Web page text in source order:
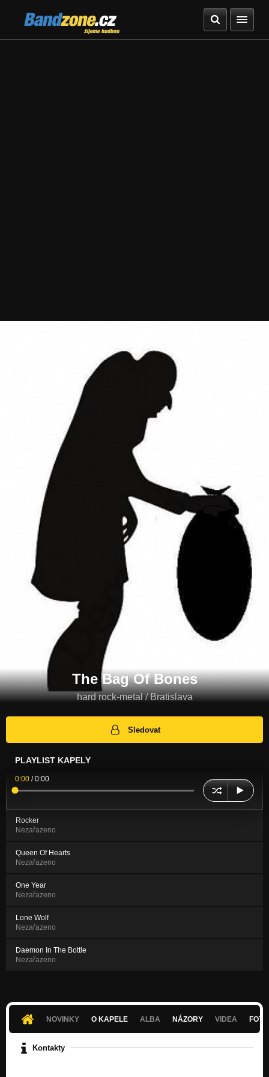
Bandzone.cz
žijeme hudbou
The Bag Of Bones
hard rock-metal / Bratislava
Sledovat
PLAYLIST KAPELY
0:00 /0:00
Rocker
Nezařazeno
Queen Of Hearts
Nezařazeno
One Year
Nezařazeno
Lone Wolf
Nezařazeno
Daemon In The Bottle
Nezařazeno
NOVINKY O KAPELE ALBA NÁZORY VIDEA
Kontakty